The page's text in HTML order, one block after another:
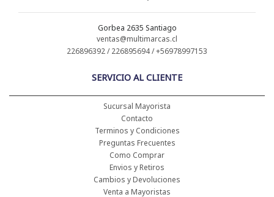
Gorbea 2635 Santiago
ventas@multimarcas.cl
226896392 / 226895694 / +56978997153
SERVICIO AL CLIENTE
Sucursal Mayorista
Contacto
Terminos y Condiciones
Preguntas Frecuentes
Como Comprar
Envios y Retiros
Cambios y Devoluciones
Venta a Mayoristas